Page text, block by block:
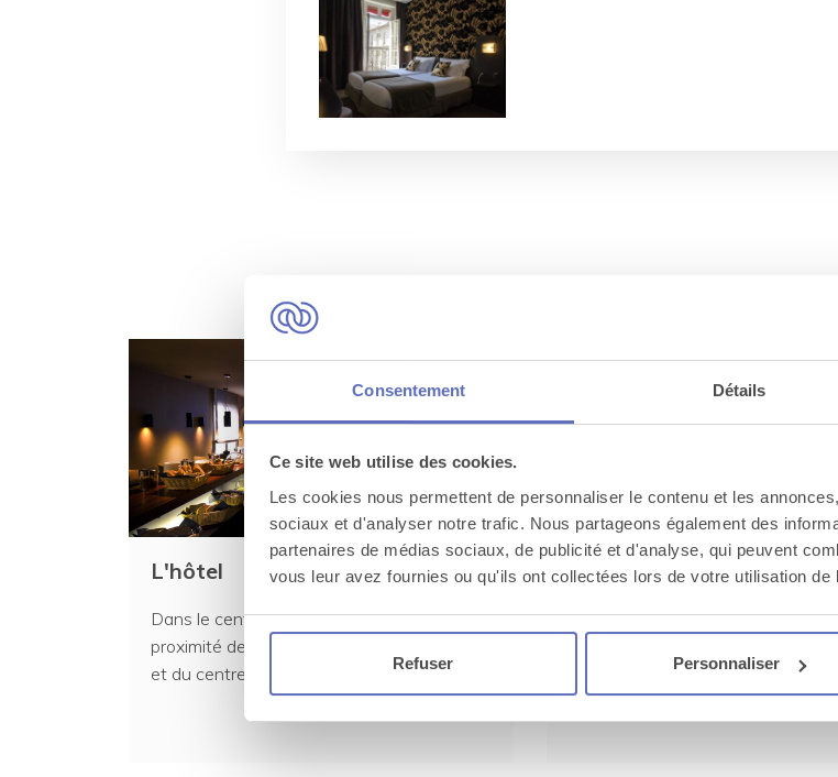
Consentement Détails
Ce site web utilise des cookies.
Les cookies nous permettent de personnaliser le contenu et les
sociaux et d'analyser notre trafic. Nous partageons également des
partenaires de médias sociaux, de publicité et d'analyse, qui peuvent
vous leur avez fournies ou qu'ils ont collectées lors de votre utilisation de
Refuser Personnaliser
D’autres hotels que vous adorerez pour un
L'hôtel
Dans le centre historique de Nantes, à
proximité de la gare, de la Cité des Congrès
et du centre-vil...
Okko hôtel Nantes
Parfaitement situé dans le centre
de Bretagne, cet hôtel e...